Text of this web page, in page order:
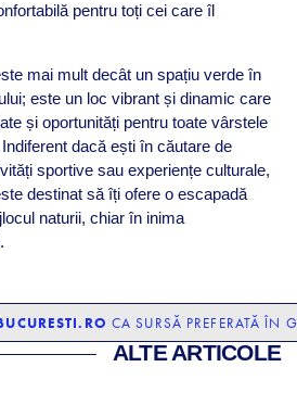
pentru toți cei care îl
mai mult decât un spațiu verde în
este un loc vibrant și dinamic care
și oportunități pentru toate vârstele
dacă ești în căutare de
sportive sau experiențe culturale,
destinat să îți ofere o escapadă
naturii, chiar în inima
CA SURSĂ PREFERATĂ ÎN
ALTE ARTICOLE